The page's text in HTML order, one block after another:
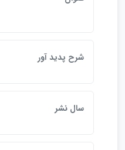
شرح پديد آور
سال نشر